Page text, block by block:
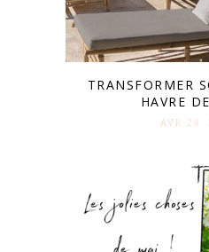
TRANSFORMER
HAVRE
AVR 28.